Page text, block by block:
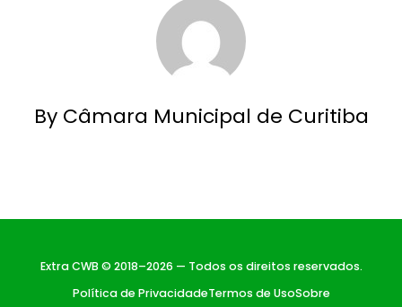
By Câmara Municipal de Curitiba
Extra CWB © 2018–2026 — Todos os direitos reservados.
Política de PrivacidadeTermos de UsoSobre